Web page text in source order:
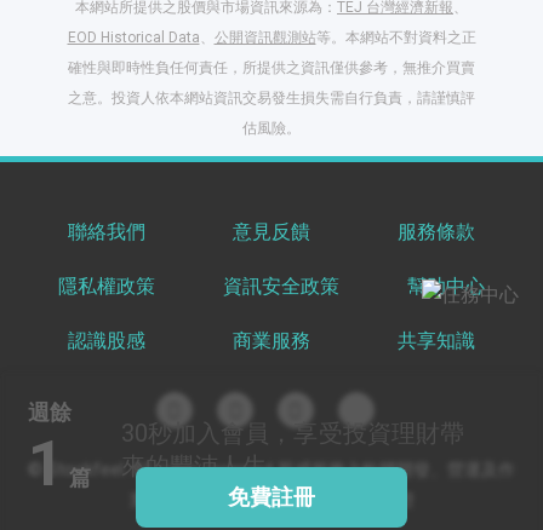
週餘
1 篇
30秒加入會員，享受投資理財帶
來的豐沛人生
免費註冊
本網站所提供之股價與市場資訊來源為： TEJ 台灣經濟新報、
EOD Historical Data、 公開資訊觀測站等。本網站不對資料之正
確性與即時性負任何責任，所提供之資訊僅供參考，無推介買賣
之意。投資人依本網站資訊交易發生損失需自行負責，請謹慎評
估風險。
聯絡我們 意見反饋 服務條款
隱私權政策 資訊安全政策 幫助中心
認識股感 商業服務 共享知識
© Stockfeel. All rights reserved 股感服務之軟體開發、營運及作
業環境通過 ISO/IEC 27001:2022 驗證
出國就缺這咖？股